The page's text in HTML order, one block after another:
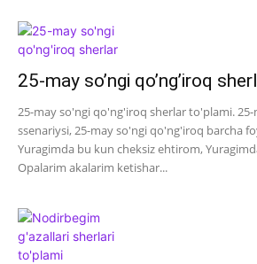
25-may so’ngi qo’ng’iroq
25-may so'ngi qo'ng'iroq sherlar to'plami.
ssenariysi, 25-may so'ngi qo'ng'iroq barcha
Yuragimda bu kun cheksiz ehtirom,
Opalarim akalarim ketishar...